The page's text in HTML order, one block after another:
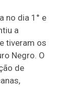
no dia 1° e
a
tiveram os
Negro. O
de